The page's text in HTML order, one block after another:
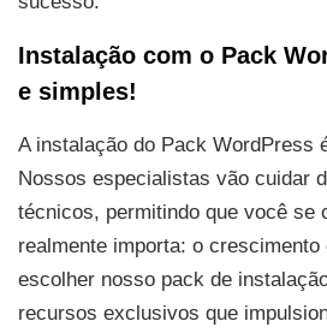
Instalação com o Pack
e simples!
A instalação do Pack WordPress
Nossos especialistas vão cuidar
técnicos, permitindo que você se
realmente importa: o crescimento
escolher nosso pack de
recursos exclusivos que